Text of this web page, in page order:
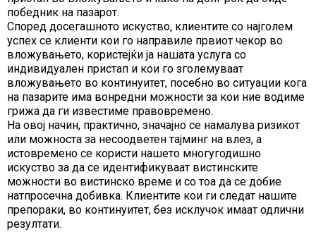
победник на пазарот.
Според досегашното искуство, клиентите со најголем
успех се клиенти кои го направиле првиот чекор во
вложувањето, користејќи ја нашата услуга со
индивидуален пристап и кои го зголемуваат
вложувањето во континуитет, посебно во ситуации кога
на пазарите има вонредни можности за кои ние водиме
грижа да ги известиме правовремено.
На овој начин, практично, значајно се намалува ризикот
или можноста за несоодветен тајминг на влез, а
истовремено се користи нашето многугодишно
искуство за да се идентификуваат вистинските
можности во вистинско време и со тоа да се добие
натпросечна добивка. Клиентите кои ги следат нашите
препораки, во континуитет, без исклучок имаат одлични
резултати.